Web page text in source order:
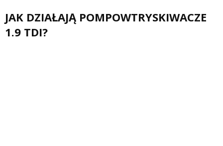
JAK DZIAŁAJĄ POMPOWTRYSKIWACZE
1.9 TDI?